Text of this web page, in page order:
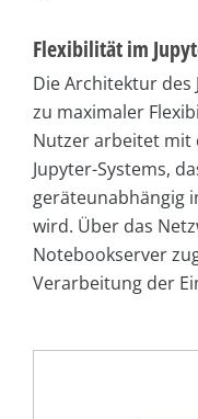
Flexibilität im
Die Architektur des
zu maximaler
Nutzer arbeitet mit
Jupyter-Systems,
geräteunabhängig
wird. Über das
Notebookserver
Verarbeitung der